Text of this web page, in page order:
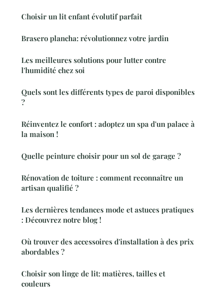
Choisir un lit enfant évolutif parfait
Brasero plancha: révolutionnez votre jardin
Les meilleures solutions pour lutter contre
l'humidité chez soi
Quels sont les différents types de paroi disponibles
?
Réinventez le confort : adoptez un spa d'un palace à
la maison !
Quelle peinture choisir pour un sol de garage ?
Rénovation de toiture : comment reconnaître un
artisan qualifié ?
Les dernières tendances mode et astuces pratiques
: Découvrez notre blog !
Où trouver des accessoires d'installation à des prix
abordables ?
Choisir son linge de lit: matières, tailles et
couleurs